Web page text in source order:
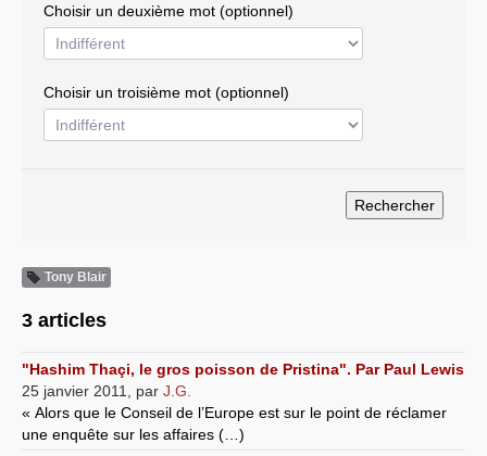
Résistances
Systèmes & société sous contrôle
Choisir un deuxième mot (optionnel)
Choisir un troisième mot (optionnel)
Tony Blair
3 articles
"Hashim Thaçi, le gros poisson de Pristina". Par Paul Lewis
25 janvier 2011
par J.G.
« Alors que le Conseil de l’Europe est sur le point de réclamer
une enquête sur les affaires (…)